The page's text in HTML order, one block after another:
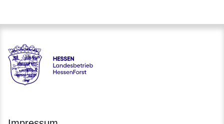
Hessen - Landesbetrieb HessenForst